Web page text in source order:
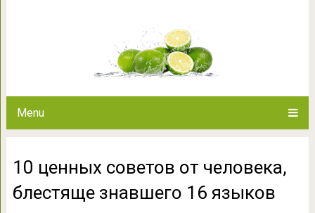
Menu
10 ценных советов от человека,
блестяще знавшего 16 языков